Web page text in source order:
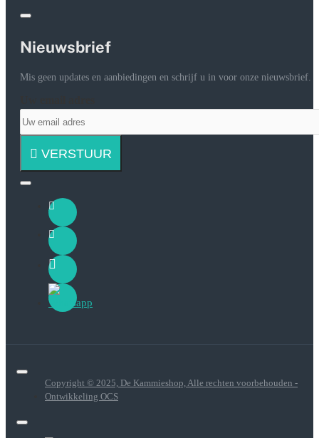
Nieuwsbrief
Mis geen updates en aanbiedingen en schrijf u in voor onze nieuwsbrief.
VERSTUUR
Copyright © 2025, De Kammieshop, Alle rechten voorbehouden -
Ontwikkeling OCS